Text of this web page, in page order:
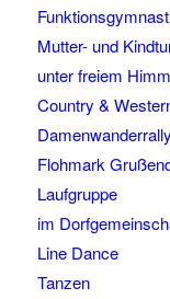
Mutter- und
unter freiem
Country &
Flohmark
Laufgruppe
im
Line Dance
Tanzen